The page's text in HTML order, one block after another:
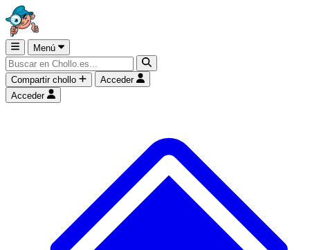
Menú
Compartir chollo
Acceder
Acceder